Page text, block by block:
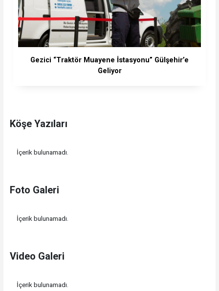
Gezici “Traktör Muayene İstasyonu” Gülşehir’e
Geliyor
Köşe Yazıları
İçerik bulunamadı.
Foto Galeri
İçerik bulunamadı.
Video Galeri
İçerik bulunamadı.